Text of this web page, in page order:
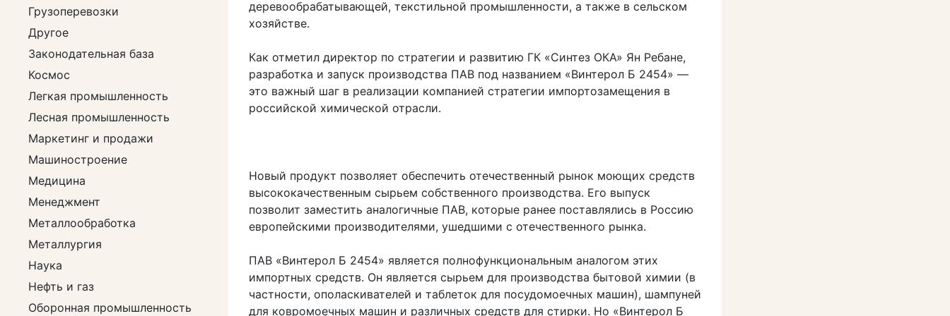
деревообрабатывающей, текстильной промышленности, а также в сельском
хозяйстве.
Как отметил директор по стратегии и развитию ГК «Синтез ОКА» Ян Ребане,
разработка и запуск производства ПАВ под названием «Винтерол Б 2454» —
это важный шаг в реализации компанией стратегии импортозамещения в
российской химической отрасли.
Новый продукт позволяет обеспечить отечественный рынок моющих средств
высококачественным сырьем собственного производства. Его выпуск
позволит заместить аналогичные ПАВ, которые ранее поставлялись в Россию
европейскими производителями, ушедшими с отечественного рынка.
ПАВ «Винтерол Б 2454» является полнофункциональным аналогом этих
импортных средств. Он является сырьем для производства бытовой химии (в
частности, ополаскивателей и таблеток для посудомоечных машин), шампуней
для ковромоечных машин и различных средств для стирки. Но «Винтерол Б
Грузоперевозки
Другое
Законодательная база
Космос
Легкая промышленность
Лесная промышленность
Маркетинг и продажи
Машиностроение
Медицина
Менеджмент
Металлообработка
Металлургия
Наука
Нефть и газ
Оборонная промышленность